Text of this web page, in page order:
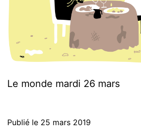
Le monde mardi 26 mars
Publié le 25 mars 2019